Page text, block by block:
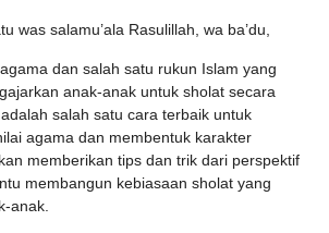
was salamu’ala Rasulillah, wa ba’du,
dan salah satu rukun Islam yang
anak-anak untuk sholat secara
salah satu cara terbaik untuk
agama dan membentuk karakter
memberikan tips dan trik dari perspektif
membangun kebiasaan sholat yang
anak.